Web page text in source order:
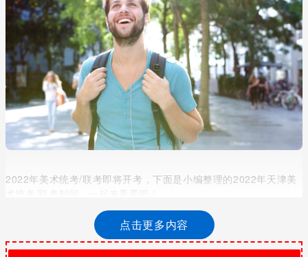
2022年美术统考/联考即将开考，下面是小编整理的2022年天津美
2022年天津艺术类统考时间
美术与设计学类：2021年12月11日
点击更多内容